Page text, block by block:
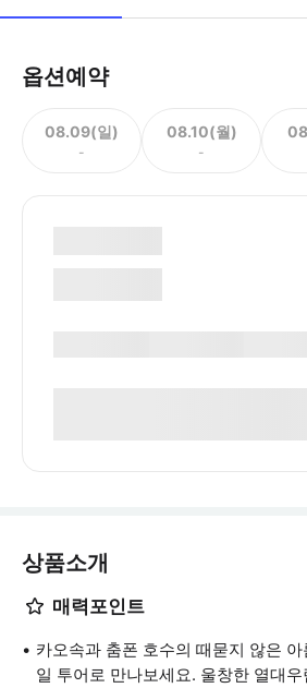
옵션예약
08.09(일)
-
08.10(월)
-
상품소개
매력포인트
카오속과 춤폰 호수의 때묻지 않은
일 투어로 만나보세요. 울창한 열대